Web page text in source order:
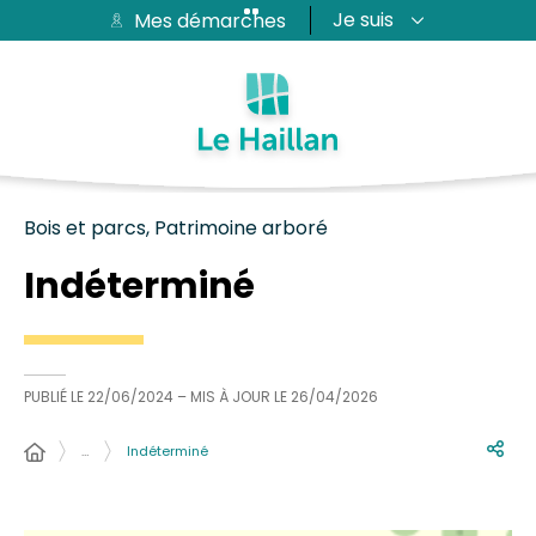
Aide et accessibilité
Passer au menu
Passer au contenuMes démarches Je suis
Bois et parcs, Patrimoine arboré
Indéterminé
PUBLIÉ LE 22/06/2024 – MIS À JOUR LE 26/04/2026
… Indéterminé